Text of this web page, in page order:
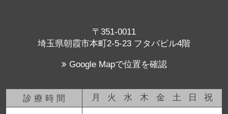
〒351-0011
埼玉県朝霞市本町2-5-23 フタバビル4階
Google Mapで位置を確認
診療時間 月 火 水 木 金 土 日 祝